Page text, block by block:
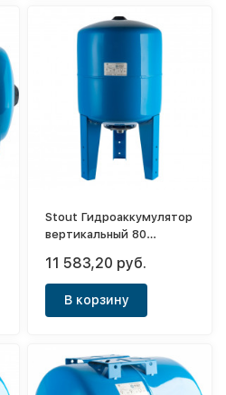
Stout Гидроаккумулятор
вертикальный 80
11 583,20 руб.
В корзину